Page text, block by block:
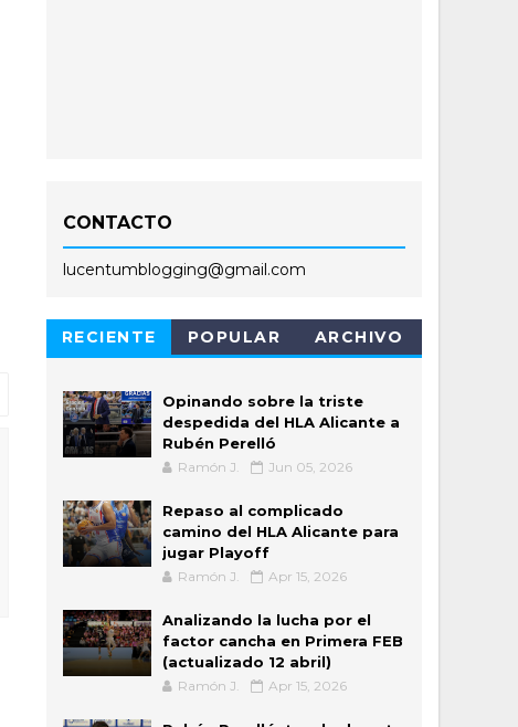
CONTACTO
lucentumblogging@gmail.com
RECIENTE POPULAR ARCHIVO
Opinando sobre la triste
despedida del HLA Alicante a
Rubén Perelló
Ramón J. Jun 05, 2026
Repaso al complicado
camino del HLA Alicante para
jugar Playoff
Ramón J. Apr 15, 2026
Analizando la lucha por el
factor cancha en Primera FEB
(actualizado 12 abril)
Ramón J. Apr 15, 2026